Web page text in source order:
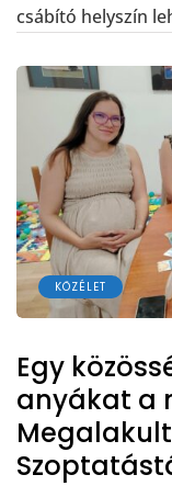
csábító helyszín
KÖZÉLET
Egy
anyákat a